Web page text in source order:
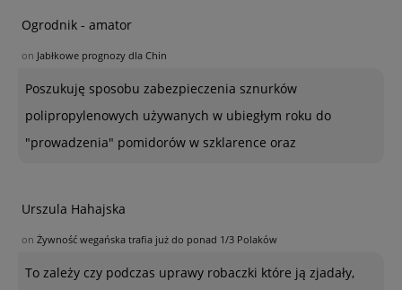
Ogrodnik - amator
on Jabłkowe prognozy dla Chin
Poszukuję sposobu zabezpieczenia sznurków
polipropylenowych używanych w ubiegłym roku do
"prowadzenia" pomidorów w szklarence oraz
Urszula Hahajska
on Żywność wegańska trafia już do ponad 1/3 Polaków
To zależy czy podczas uprawy robaczki które ją zjadały,